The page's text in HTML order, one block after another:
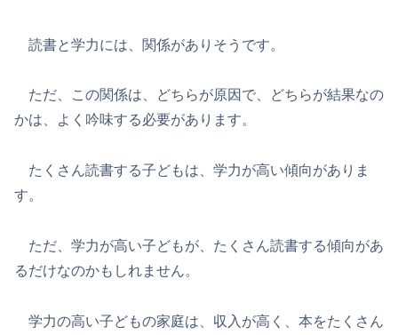
読書と学力には、関係がありそうです。
ただ、この関係は、どちらが原因で、どちらが結果なの
かは、よく吟味する必要があります。
たくさん読書する子どもは、学力が高い傾向がありま
す。
ただ、学力が高い子どもが、たくさん読書する傾向があ
るだけなのかもしれません。
学力の高い子どもの家庭は、収入が高く、本をたくさん